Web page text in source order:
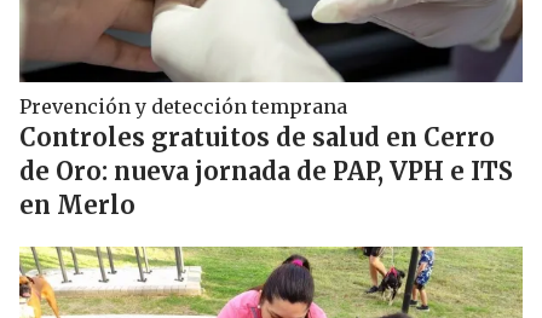
Prevención y detección temprana
Controles gratuitos de salud en Cerro
de Oro: nueva jornada de PAP, VPH e ITS
en Merlo